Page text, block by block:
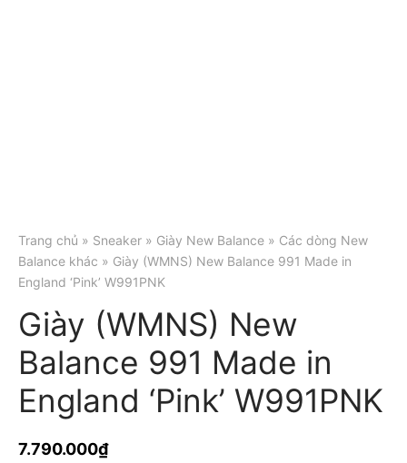
Trang chủ » Sneaker » Giày New Balance » Các dòng New
Balance khác » Giày (WMNS) New Balance 991 Made in
England ‘Pink’ W991PNK
Giày (WMNS) New
Balance 991 Made in
England ‘Pink’ W991PNK
7.790.000₫